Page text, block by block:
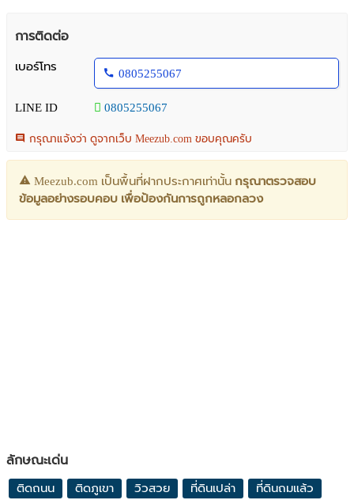
การติดต่อ
เบอร์โทร
0805255067
LINE ID 0805255067
กรุณาแจ้งว่า ดูจากเว็บ Meezub.com ขอบคุณครับ
Meezub.com เป็นพื้นที่ฝากประกาศเท่านั้น กรุณาตรวจสอบ
ข้อมูลอย่างรอบคอบ เพื่อป้องกันการถูกหลอกลวง
ลักษณะเด่น
ติดถนน ติดภูเขา วิวสวย ที่ดินเปล่า ที่ดินถมแล้ว